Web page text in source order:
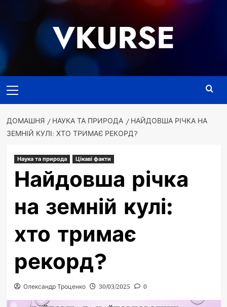
VKURSE
меню
ДОМАШНЯ НАУКА ТА ПРИРОДА
НАЙДОВША РІЧКА НА
ЗЕМНІЙ КУЛІ: ХТО ТРИМАЄ РЕКОРД?
Наука та природа Цікаві факти
Найдовша річка
на земній кулі:
хто тримає
рекорд?
Олександр Троценко 30/03/2025 0